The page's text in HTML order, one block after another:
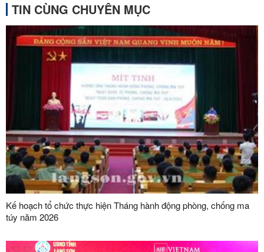
TIN CÙNG CHUYÊN MỤC
Kế hoạch tổ chức thực hiện Tháng hành động phòng, chống ma
túy năm 2026